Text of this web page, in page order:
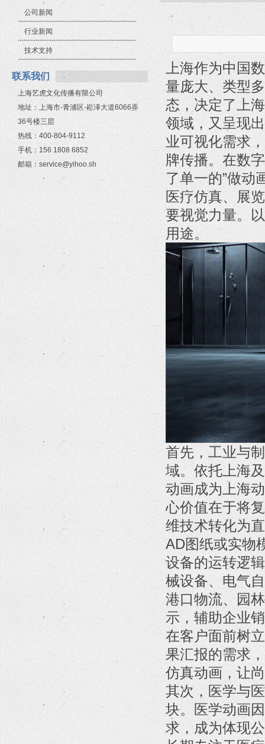
公司新闻
行业新闻
技术支持
联系我们
上海艺虎文化传播有限公司
地址：上海市-青浦区-崧泽大道6066弄
36号楼三层
热线：400-804-9112
手机：156 1808 6852
邮箱：service@yihoo.sh
上海作为中国
量庞大、类型
态，决定了上
领域，又呈现
业可视化需求
牌传播。在数
了单一的”做动
医疗仿真、展
要视觉力量。
用途。
首先，工业与
域。依托上海
动画成为上海
心价值在于将
维技术转化为
AD图纸或实物
设备的运转逻
械设备、电气
港口物流、园
示，辅助企业
在客户面前树
果汇报的需求
仿真动画，让
其次，医学与
块。医学动画
求，成为体现